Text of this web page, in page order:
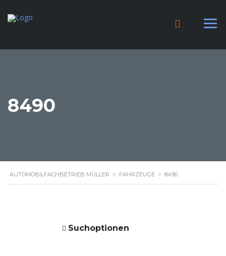
8490
AUTOMOBILFACHBETRIEB MÜLLER > FAHRZEUGE > 8490
Suchoptionen